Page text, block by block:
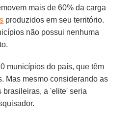
mais de 60% da carga
produzidos em seu território.
não possui nenhuma
municípios do país, que têm
Mas mesmo considerando as
brasileiras, a 'elite' seria